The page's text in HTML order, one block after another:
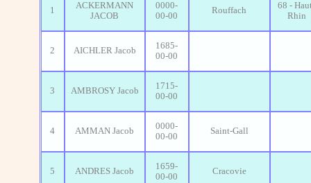
1
ACKERMANN
JACOB
0000-
00-00
Rouffach
68 -
Rhin
2 AICHLER Jacob
1685-
00-00
3 AMBROSY Jacob
1715-
00-00
4 AMMAN Jacob
0000-
00-00
Saint-Gall
5 ANDRES Jacob
1659-
00-00
Cracovie